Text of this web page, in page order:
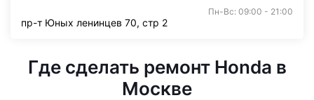
Пн-Вс: 09:00 - 21:00
пр-т Юных ленинцев 70, стр 2
Где сделать ремонт Honda в
Москве